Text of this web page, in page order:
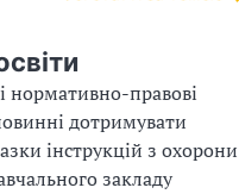
нормативно-правові
дотримувати
інструкцій з охорони
закладу